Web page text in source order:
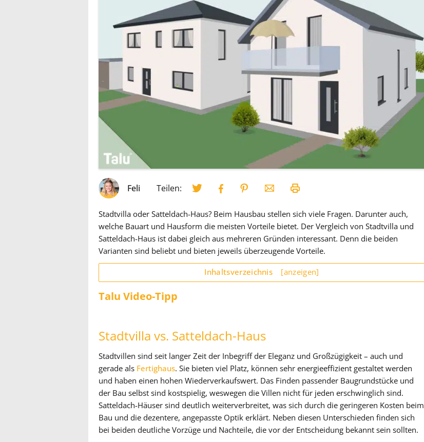
Feli Teilen:
Stadtvilla oder Satteldach-Haus? Beim Hausbau stellen sich viele Fragen. Darunter auch,
welche Bauart und Hausform die meisten Vorteile bietet. Der Vergleich von Stadtvilla und
Satteldach-Haus ist dabei gleich aus mehreren Gründen interessant. Denn die beiden
Varianten sind beliebt und bieten jeweils überzeugende Vorteile.
Inhaltsverzeichnis [anzeigen]
Talu Video-Tipp
Stadtvilla vs. Satteldach-Haus
Stadtvillen sind seit langer Zeit der Inbegriff der Eleganz und Großzügigkeit – auch und
gerade als Fertighaus. Sie bieten viel Platz, können sehr energieeffizient gestaltet werden
und haben einen hohen Wiederverkaufswert. Das Finden passender Baugrundstücke und
der Bau selbst sind kostspielig, weswegen die Villen nicht für jeden erschwinglich sind.
Satteldach-Häuser sind deutlich weiterverbreitet, was sich durch die geringeren Kosten beim
Bau und die dezentere, angepasste Optik erklärt. Neben diesen Unterschieden finden sich
bei beiden deutliche Vorzüge und Nachteile, die vor der Entscheidung bekannt sein sollten.